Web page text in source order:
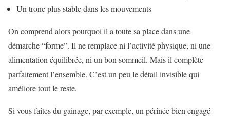
Un tronc plus stable dans les mouvements
On comprend alors pourquoi il a toute sa place dans une
démarche “forme”. Il ne remplace ni l’activité physique, ni une
alimentation équilibrée, ni un bon sommeil. Mais il complète
parfaitement l’ensemble. C’est un peu le détail invisible qui
améliore tout le reste.
Si vous faites du gainage, par exemple, un périnée bien engagé